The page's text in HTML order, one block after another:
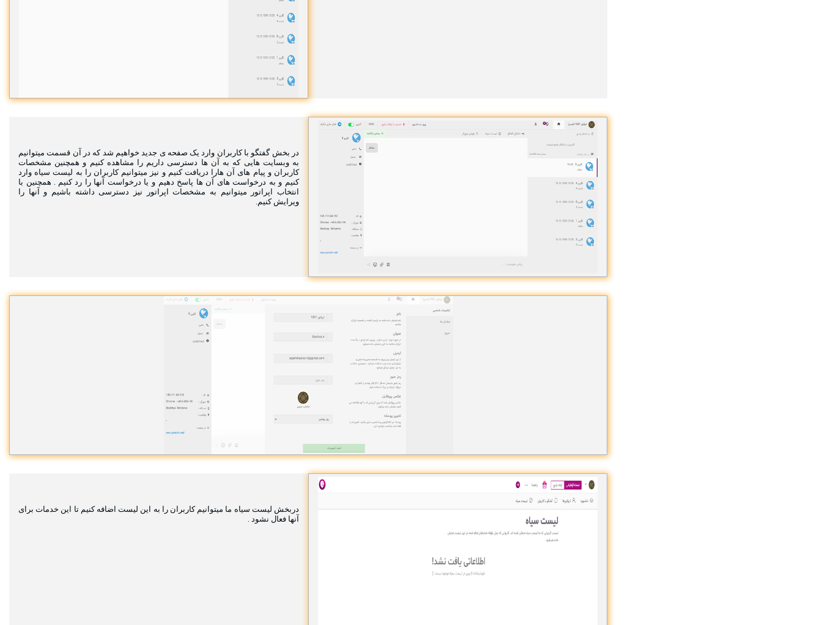
در بخش گفتگو با کاربران وارد یک صفحه ی جدید خواهیم شد که در آن قسمت میتوانیم
به وبسایت هایی که به آن ها دسترسی داریم را مشاهده کنیم و همچنین مشخصات
کاربران و پیام های آن هارا دریافت کنیم و نیز میتوانیم کاربران را به لیست سیاه وارد
کنیم و به درخواست های آن ها پاسخ دهیم و یا درخواست آنها را رد کنیم . همچنین با
انتخاب اپراتور میتوانیم به مشخصات اپراتور نیز دسترسی داشته باشیم و آنها را
ویرایش کنیم.
دربخش لیست سیاه ما میتوانیم کاربران را به این لیست اضافه کنیم تا این خدمات برای
آنها فعال نشود .